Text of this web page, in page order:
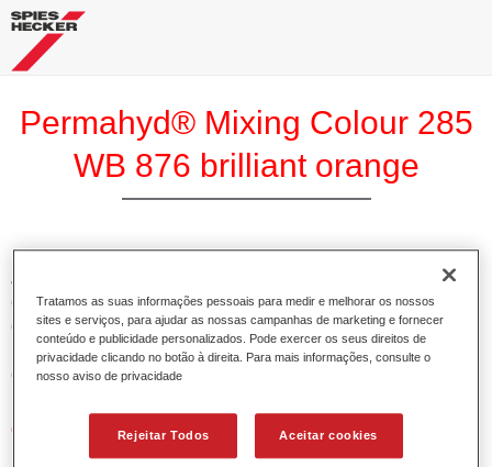
Permahyd® Mixing Colour 285
WB 876 brilliant orange
A Base Permahyd 285 Perlado é adequada para utilização
com Permahyd Base Bicamada Nacarada 285, um sistema
de base bicamada aquosa de alta qualidade. Está baseada
numa tecnologia especial de dispersão de poliuretano para
cores sólidas e de efeitos.
Características do produto
Permite uma aplicação simples e rápida numa operação
Tratamos as suas informações pessoais para medir e melhorar os nossos
sites e serviços, para ajudar as nossas campanhas de marketing e fornecer
conteúdo e publicidade personalizados. Pode exercer os seus direitos de
privacidade clicando no botão à direita. Para mais informações, consulte o
nosso aviso de privacidade
Rejeitar Todos Aceitar cookies